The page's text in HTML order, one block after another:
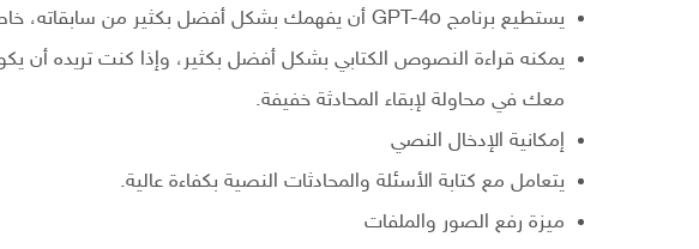
يستطيع برنامج GPT-4o أن يفهمك بشكل أفضل بكثير من سابقاته، خاصة إذا كنت تتحدث إليه.
يمكنه قراءة النصوص الكتابي بشكل أفضل بكثير، وإذا كنت تريده أن
معك في محاولة لإبقاء المحادثة خفيفة.
إمكانية الإدخال النصي
يتعامل مع كتابة الأسئلة والمحادثات النصية بكفاءة عالية.
ميزة رفع الصور والملفات